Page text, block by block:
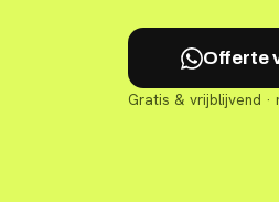
Offerte
Gratis & vrijblijvend ·